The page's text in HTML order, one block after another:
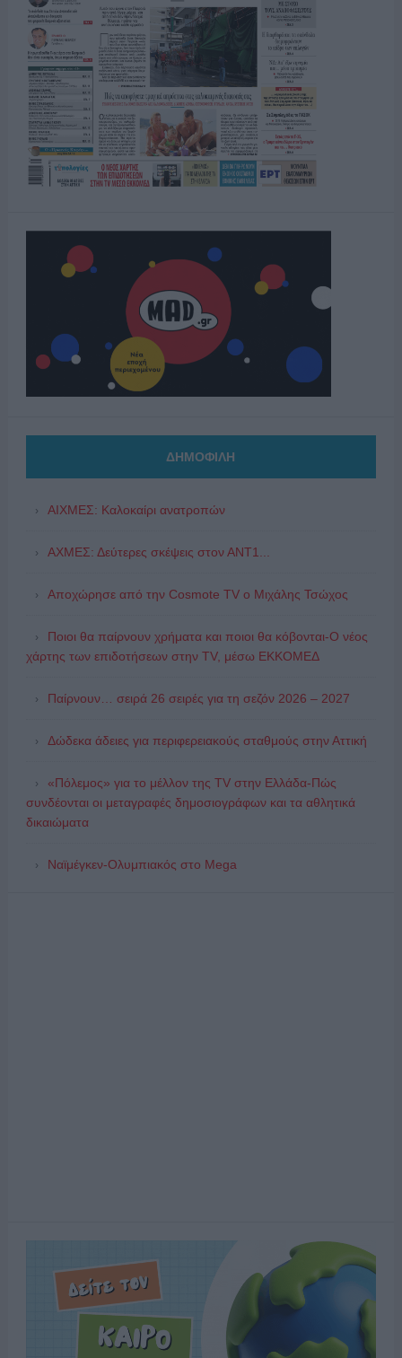
ΔΗΜΟΦΙΛΗ
ΑΙΧΜΕΣ: Καλοκαίρι ανατροπών
ΑΧΜΕΣ: Δεύτερες σκέψεις στον ΑΝΤ1...
Αποχώρησε από την Cosmote TV o Μιχάλης Τσώχος
Ποιοι θα παίρνουν χρήματα και ποιοι θα κόβονται-Ο νέος
χάρτης των επιδοτήσεων στην TV, μέσω ΕΚΚΟΜΕΔ
Παίρνουν… σειρά 26 σειρές για τη σεζόν 2026 – 2027
Δώδεκα άδειες για περιφερειακούς σταθμούς στην Αττική
«Πόλεμος» για το μέλλον της TV στην Ελλάδα-Πώς
συνδέονται οι μεταγραφές δημοσιογράφων και τα αθλητικά
δικαιώματα
Ναϊμέγκεν-Ολυμπιακός στο Mega